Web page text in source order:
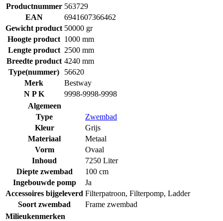
Productnummer 563729
EAN
6941607366462
Gewicht product 50000 gr
Hoogte product 1000 mm
Lengte product 2500 mm
Breedte product 4240 mm
Type(nummer)
56620
Merk
Bestway
N P K
9998-9998-9998
Algemeen
Type
Zwembad
Kleur
Grijs
Materiaal
Metaal
Vorm
Ovaal
Inhoud
7250 Liter
Diepte zwembad
100 cm
Ingebouwde pomp
Ja
Accessoires bijgeleverd Filterpatroon, Filterpomp, Ladder
Soort zwembad
Frame zwembad
Milieukenmerken